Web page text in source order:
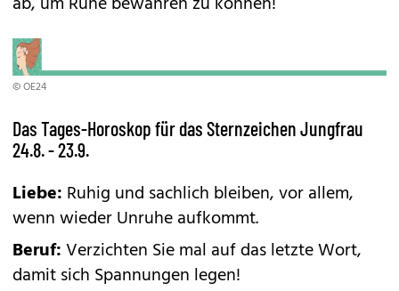
© OE24
Das Tages-Horoskop für das Sternzeichen Jungfrau
24.8. - 23.9.
Liebe: Ruhig und sachlich bleiben, vor allem,
wenn wieder Unruhe aufkommt.
Beruf:Verzichten Sie mal auf das letzte Wort,
damit sich Spannungen legen!